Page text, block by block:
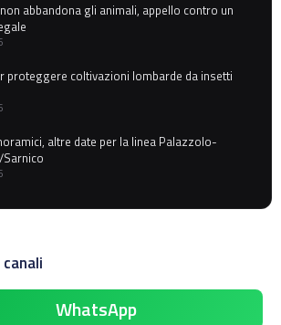
abbandona gli animali, appello contro un
proteggere coltivazioni lombarde da insetti
altre date per la linea Palazzolo-
WhatsApp